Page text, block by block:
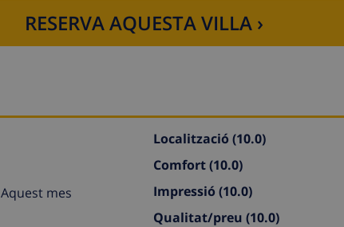
RESERVA AQUESTA VILLA ›
Aquest mes
Localització (10.0)
Comfort(10.0)
Impressió (10.0)
Qualitat/preu (10.0)